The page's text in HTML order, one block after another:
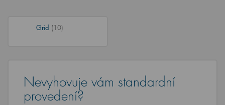
Grid (10)
Nevyhovuje vám standardní
provedení?